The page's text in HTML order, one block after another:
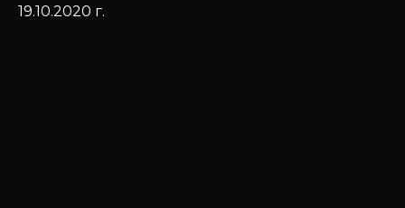
19.10.2020 г.